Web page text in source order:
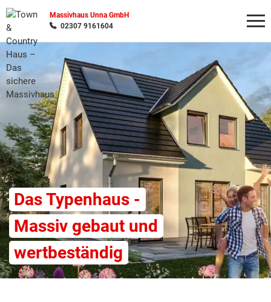
Massivhaus Unna GmbH
02307 9161604
Das Typenhaus -
Massiv gebaut und
wertbeständig
Wonach möchten Sie suchen?